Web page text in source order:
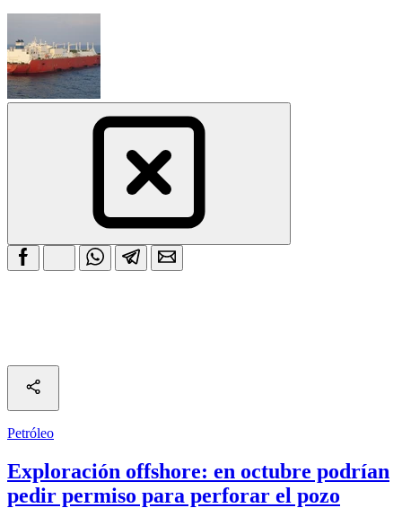
Petróleo
Exploración offshore: en octubre podrían
pedir permiso para perforar el pozo